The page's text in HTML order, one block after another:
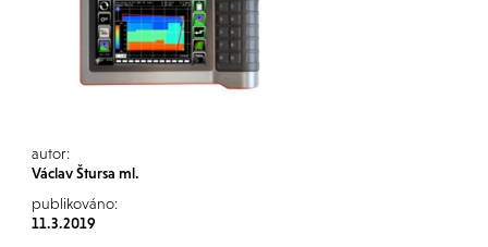
autor:
Václav Štursa ml.
publikováno:
11.3.2019